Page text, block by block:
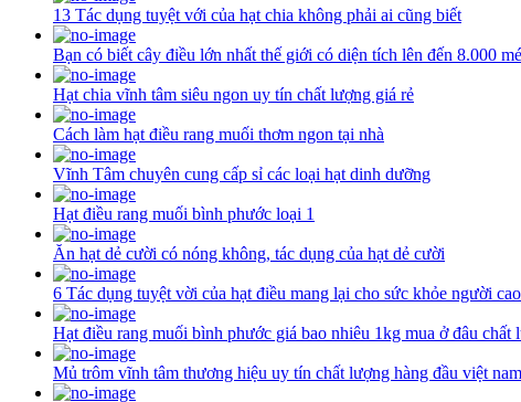
13 Tác dụng tuyệt với của hạt chia không phải ai cũng biết
Bạn có biết cây điều lớn nhất thế giới có diện tích lên đến 8.000
Hạt chia vĩnh tâm siêu ngon uy tín chất lượng giá rẻ
Cách làm hạt điều rang muối thơm ngon tại nhà
Vĩnh Tâm chuyên cung cấp sỉ các loại hạt dinh dưỡng
Hạt điều rang muối bình phước loại 1
Ăn hạt dẻ cười có nóng không, tác dụng của hạt dẻ cười
6 Tác dụng tuyệt vời của hạt điều mang lại cho sức khỏe người
Hạt điều rang muối bình phước giá bao nhiêu 1kg mua ở đâu chất
Mủ trôm vĩnh tâm thương hiệu uy tín chất lượng hàng đầu việt nam